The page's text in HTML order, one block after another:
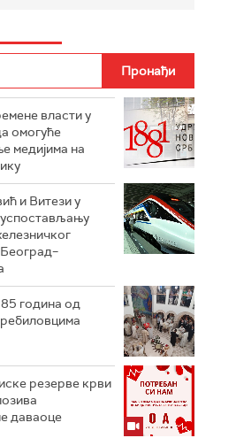
власти у
омогуће
медијима на
и Витези у
година од
резерве крви
даваоце